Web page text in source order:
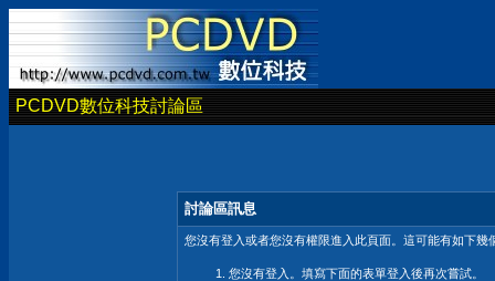
PCDVD數位科技討論區
討論區訊息
您沒有登入或者您沒有權限進入此頁面。這可能有如下幾
您沒有登入。填寫下面的表單登入後再次嘗試。